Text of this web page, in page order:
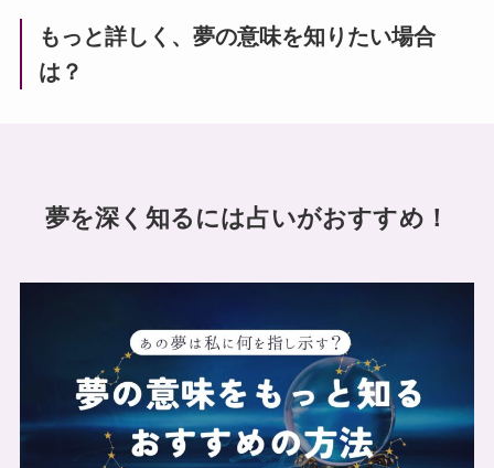
もっと詳しく、夢の意味を知りたい場合
は？
夢を深く知るには占いがおすすめ！